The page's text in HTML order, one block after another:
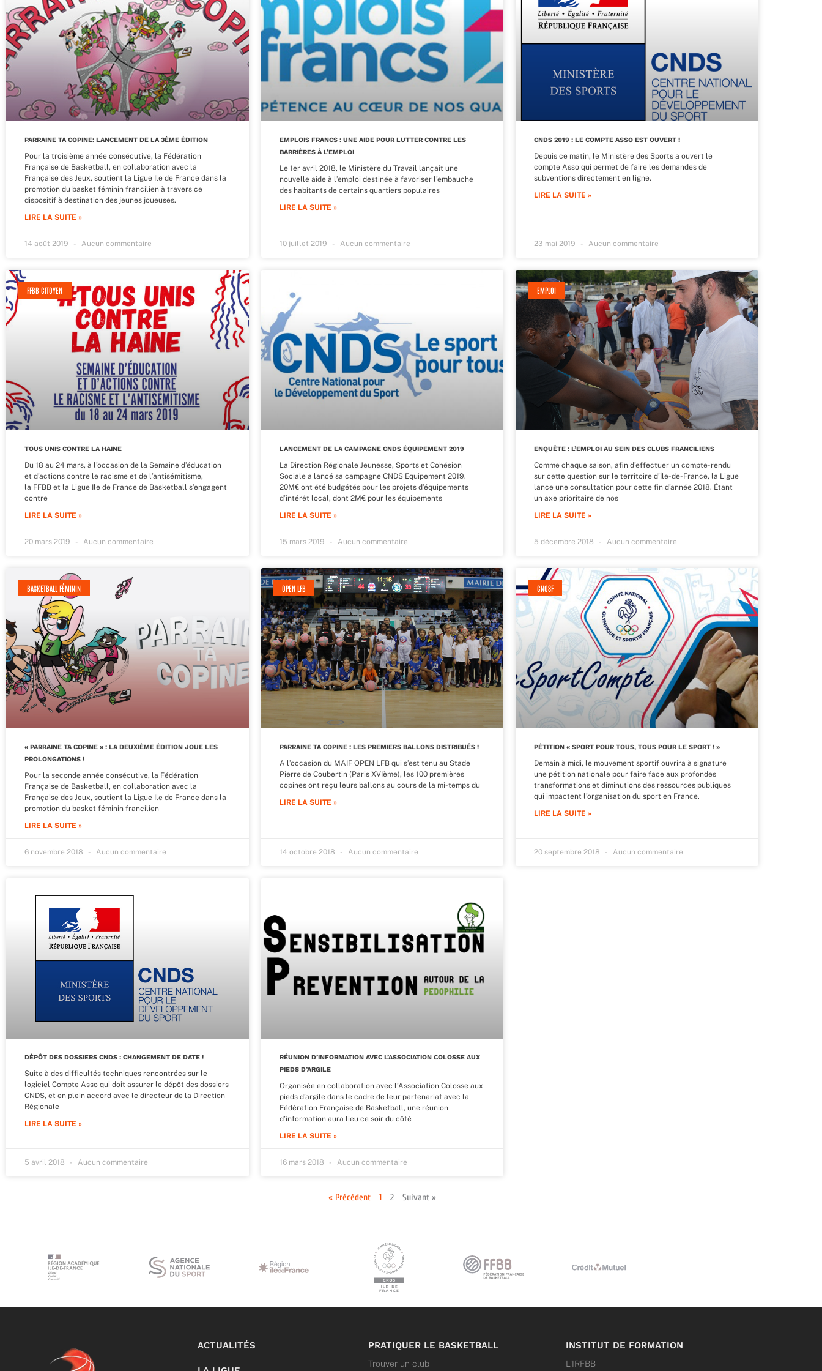
PARRAINE TA COPINE: LANCEMENT DE LA 3ÈME ÉDITION
Pour la troisième année consécutive, la Fédération
Française de Basketball, en collaboration avec la
Française des Jeux, soutient la Ligue Ile de France dans la
promotion du basket féminin francilien à travers ce
dispositif à destination des jeunes joueuses.
LIRE LA SUITE »
14 août 2019 Aucun commentaire
EMPLOIS FRANCS : UNE AIDE POUR LUTTER CONTRE LES
BARRIÈRES À L’EMPLOI
Le 1er avril 2018, le Ministère du Travail lançait une
nouvelle aide à l’emploi destinée à favoriser l’embauche
des habitants de certains quartiers populaires
LIRE LA SUITE »
10 juillet 2019 Aucun commentaire
CNDS 2019 : LE COMPTE ASSO EST OUVERT !
Depuis ce matin, le Ministère des Sports a ouvert le
compte Asso qui permet de faire les demandes de
subventions directement en ligne.
LIRE LA SUITE »
23 mai 2019 Aucun commentaire
FFBB CITOYEN
TOUS UNIS CONTRE LA HAINE
Du 18 au 24 mars, à l’occasion de la Semaine d’éducation
et d’actions contre le racisme et de l’antisémitisme,
la FFBB et la Ligue Ile de France de Basketball s’engagent
contre
LIRE LA SUITE »
20 mars 2019 Aucun commentaire
LANCEMENT DE LA CAMPAGNE CNDS ÉQUIPEMENT 2019
La Direction Régionale Jeunesse, Sports et Cohésion
Sociale a lancé sa campagne CNDS Equipement 2019.
20M€ ont été budgétés pour les projets d’équipements
d’intérêt local, dont 2M€ pour les équipements
LIRE LA SUITE »
15 mars 2019 Aucun commentaire
EMPLOI
ENQUÊTE : L’EMPLOI AU SEIN DES CLUBS FRANCILIENS
Comme chaque saison, afin d’effectuer un compte-rendu
sur cette question sur le territoire d’Île-de-France, la Ligue
lance une consultation pour cette fin d’année 2018. Étant
un axe prioritaire de nos
LIRE LA SUITE »
5 décembre 2018 Aucun commentaire
BASKETBALL FÉMININ
« PARRAINE TA COPINE » : LA DEUXIÈME ÉDITION JOUE LES
PROLONGATIONS !
Pour la seconde année consécutive, la Fédération
Française de Basketball, en collaboration avec la
Française des Jeux, soutient la Ligue Ile de France dans la
promotion du basket féminin francilien
LIRE LA SUITE »
6 novembre 2018 Aucun commentaire
OPEN LFB
PARRAINE TA COPINE : LES PREMIERS BALLONS DISTRIBUÉS !
A l’occasion du MAIF OPEN LFB qui s’est tenu au Stade
Pierre de Coubertin (Paris XVIème), les 100 premières
copines ont reçu leurs ballons au cours de la mi-temps du
LIRE LA SUITE »
14 octobre 2018 Aucun commentaire
CNOSF
PÉTITION « SPORT POUR TOUS, TOUS POUR LE SPORT ! »
Demain à midi, le mouvement sportif ouvrira à signature
une pétition nationale pour faire face aux profondes
transformations et diminutions des ressources publiques
qui impactent l’organisation du sport en France.
LIRE LA SUITE »
20 septembre 2018 Aucun commentaire
DÉPÔT DES DOSSIERS CNDS : CHANGEMENT DE DATE !
Suite à des difficultés techniques rencontrées sur le
logiciel Compte Asso qui doit assurer le dépôt des dossiers
CNDS, et en plein accord avec le directeur de la Direction
Régionale
LIRE LA SUITE »
5 avril 2018 Aucun commentaire
RÉUNION D’INFORMATION AVEC L’ASSOCIATION COLOSSE AUX
PIEDS D’ARGILE
Organisée en collaboration avec l’Association Colosse aux
pieds d’argile dans le cadre de leur partenariat avec la
Fédération Française de Basketball, une réunion
d’information aura lieu ce soir du côté
LIRE LA SUITE »
16 mars 2018 Aucun commentaire
« Précédent 1 2 Suivant »
ACTUALITÉS PRATIQUER LE BASKETBALL
Trouver un club
INSTITUT DE FORMATION
L’IRFBB